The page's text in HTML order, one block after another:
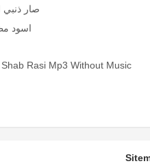
صار ذنبي
اسود
Rasi Mp3 Without Music